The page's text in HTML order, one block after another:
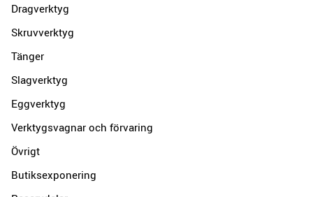
Dragverktyg
Skruvverktyg
Tänger
Slagverktyg
Eggverktyg
Verktygsvagnar och förvaring
Övrigt
Butiksexponering